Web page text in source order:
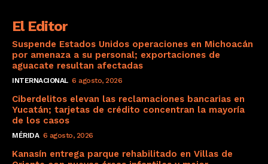
El Editor
Suspende Estados Unidos operaciones en Michoacán
por amenaza a su personal; exportaciones de
aguacate resultan afectadas
INTERNACIONAL 6 agosto, 2026
Ciberdelitos elevan las reclamaciones bancarias en
Yucatán; tarjetas de crédito concentran la mayoría
de los casos
MÉRIDA 6 agosto, 2026
Kanasín entrega parque rehabilitado en Villas de